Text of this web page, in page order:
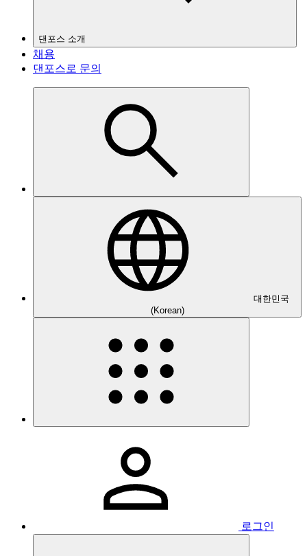
댄포스 소개
채용
댄포스로 문의
대한민국
(Korean)
로그인